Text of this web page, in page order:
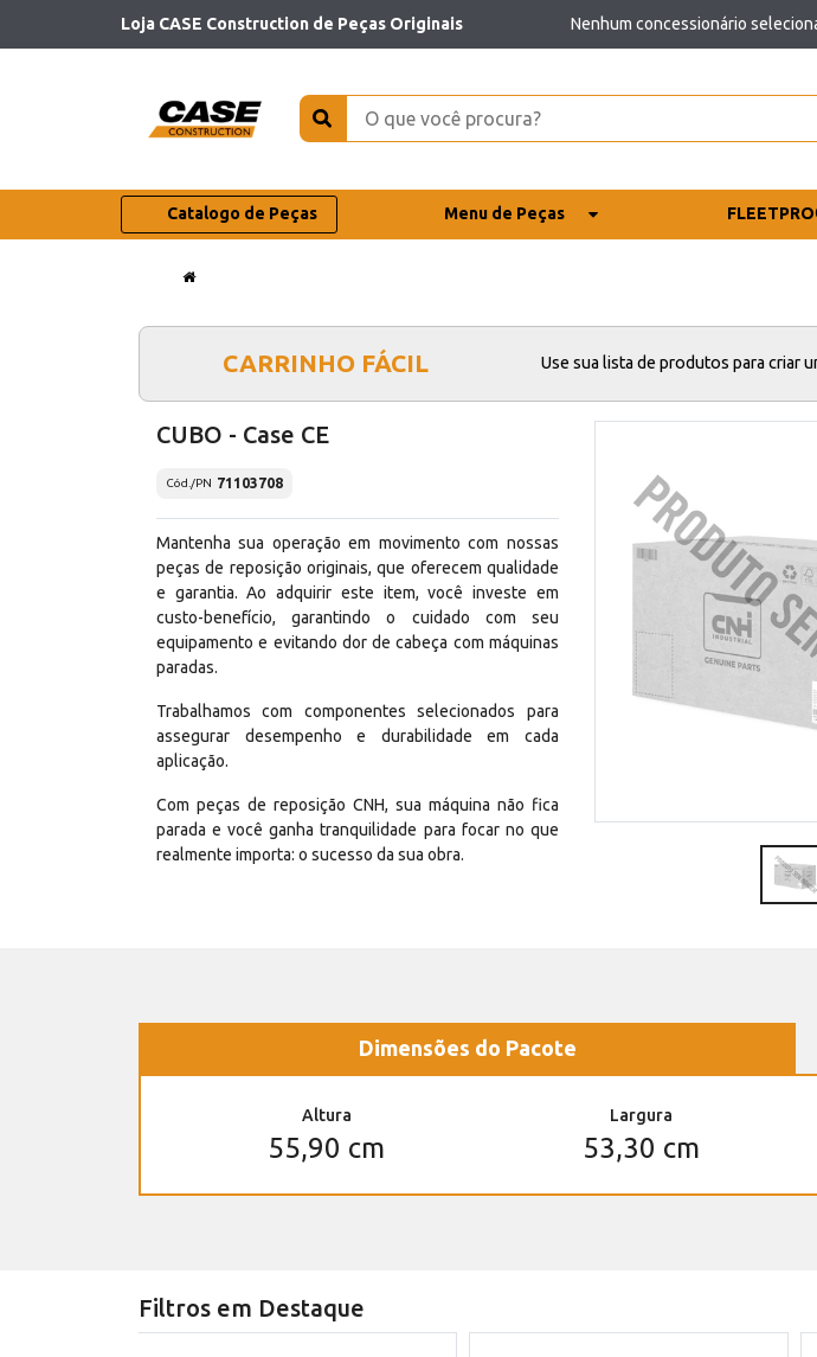
Loja CASE Construction de Peças Originais Nenhum concessionário
Catalogo de Peças Menu de Peças
CARRINHO FÁCIL Use sua lista de produtos para criar
CUBO - Case CE
Cód./PN 71103708
Mantenha sua operação em movimento com nossas
peças de reposição originais, que oferecem qualidade
e garantia. Ao adquirir este item, você investe em
custo-benefício, garantindo o cuidado com seu
equipamento e evitando dor de cabeça com máquinas
paradas.
Trabalhamos com componentes selecionados para
assegurar desempenho e durabilidade em cada
aplicação.
Com peças de reposição CNH, sua máquina não fica
parada e você ganha tranquilidade para focar no que
realmente importa: o sucesso da sua obra.
Dimensões do Pacote
Altura
55,90 cm
Largura
53,30 cm
Filtros em Destaque